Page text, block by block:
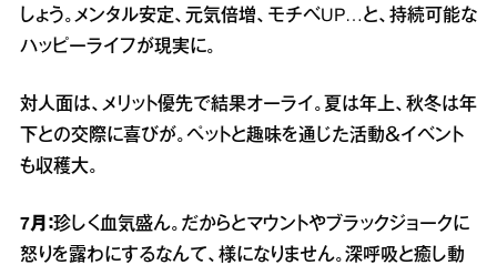
しょう。メンタル安定、元気倍増、モチベUP…と、持続可能な
ハッピーライフが現実に。
対人面は、メリット優先で結果オーライ。夏は年上、秋冬は年
下との交際に喜びが。ペットと趣味を通じた活動＆イベント
も収穫大。
7月：珍しく血気盛ん。だからとマウントやブラックジョークに
怒りを露わにするなんて、様になりません。深呼吸と癒し動